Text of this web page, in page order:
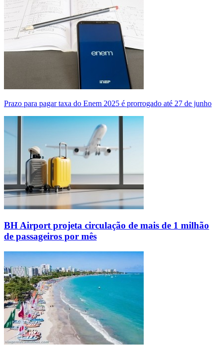
Prazo para pagar taxa do Enem 2025 é prorrogado até 27 de junho
BH Airport projeta circulação de mais de 1 milhão
de passageiros por mês